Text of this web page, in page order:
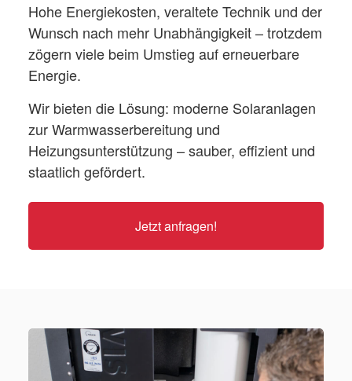
Hohe Energiekosten, veraltete Technik und der
Wunsch nach mehr Unabhängigkeit – trotzdem
zögern viele beim Umstieg auf erneuerbare
Energie.
Wir bieten die Lösung: moderne Solaranlagen
zur Warmwasserbereitung und
Heizungsunterstützung – sauber, effizient und
staatlich gefördert.
Jetzt anfragen!